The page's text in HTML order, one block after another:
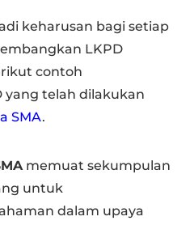
keharusan bagi setiap
LKPD
contoh
yang telah dilakukan
SMA.
memuat sekumpulan
untuk
dalam upaya